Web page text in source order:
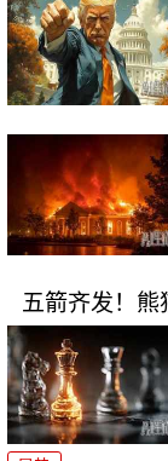
五箭齐发！